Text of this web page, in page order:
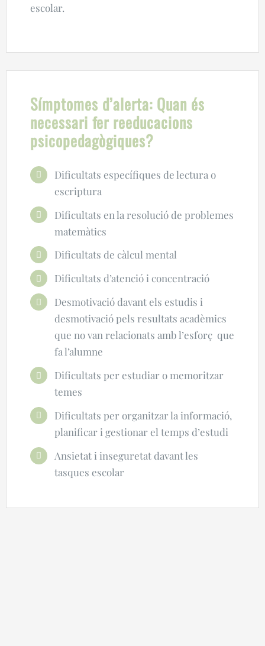
escolar.
Símptomes d’alerta: Quan és
necessari fer reeducacions
psicopedagògiques?
Dificultats específiques de lectura o
escriptura
Dificultats en la resolució de problemes
matemàtics
Dificultats de càlcul mental
Dificultats d’atenció i concentració
Desmotivació davant els estudis i
desmotivació pels resultats acadèmics
que no van relacionats amb l’esforç que
fa l’alumne
Dificultats per estudiar o memoritzar
temes
Dificultats per organitzar la informació,
planificar i gestionar el temps d’estudi
Ansietat i inseguretat davant les
tasques escolar